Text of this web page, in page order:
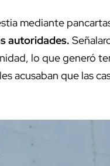
mediante
autoridades.
lo que generó
acusaban que las